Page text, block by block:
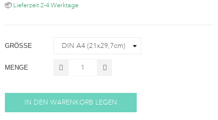
📦 Lieferzeit 2-4 Werktage
GRÖSSE
MENGE
IN DEN WARENKORB LEGEN